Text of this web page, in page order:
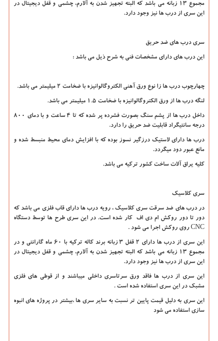
مجموع 13 زبانه می باشد که البته تجهیز شدن به آلارم، چشمی و قفل دیجیتال در
این سری از درب ها نیز وجود دارد.
سری درب های ضد حریق
این درب های دارای مشخصات فنی به شرح ذیل می باشد :
چهارچوب درب ها زا نوع ورق آهنی الکتروگالوانیزه با ضخامت 2 میلیمتر می باشد.
لنگه درب ها از ورق الکتروگالوانیزه با ضخامت 1.5 میلیمتر می باشد.
داخل درب ها از پشم سنگ بصورت فشرده پر شده که تا 4 ساعت و با دمای 800
درجه سانتیگراد قابلیت ضد حریق را دارد.
درب ها دارای لاستیک درزگیر نسوز بوده که با افزایش دمای محیط منبسط شده و
مانع عبور دود میگردد.
کلیه یراق آلات ساخت کشور ترکیه می باشد.
سری کلاسیک
در درب های ضد سرقت سری کلاسیک ، رویه درب ها دارای قاب فلزی می باشد که
دور تا دور روکش ام دی اف کار شده است. در این سری طرح ها توسط دستگاه
CNC روی روکش اجرا می شود .
این سری از درب ها دارای 2 قفل 3 زبانه برند کاله ترکیه با 60 ماه گارانتی و در
مجموع 13 زبانه می باشد که البته تجهیز شدن به آلارم، چشمی و قفل دیجیتال در
این سری از درب ها نیز وجود دارد.
این سری از درب ها فاقد ورق سرتاسری داخلی میباشند و از قوطی های فلزی
مشبک در این سری استفاده شده است .
این سری به دلیل قیمت پایین تر نسبت به سایر سری ها ،بیشتر در پروژه های انبوه
سازی استفاده می شود